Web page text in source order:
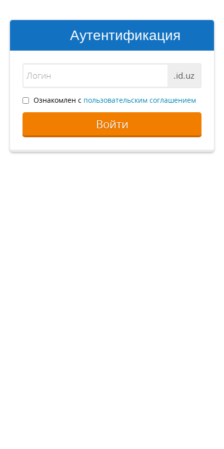
Аутентификация
.id.uz
Ознакомлен с пользовательским соглашением
Войти